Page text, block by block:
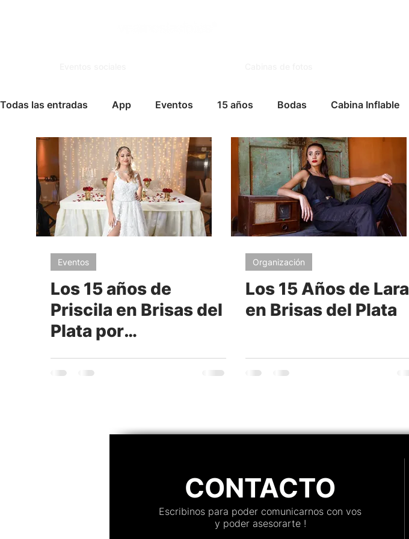
Todas las entradas App Eventos 15 años Bodas Cabina Inflable
Espejo Mágico Organización Salones de Eventos Mujer
Famosos Books FotoSouvenir Servicios Celebraciones
Moda y tendencia Maquillaje Ambientaciones Turismo
Eventos
Los 15 años de
Priscila en Brisas del
Plata por
Organización
Los 15 Años de Lara
en Brisas del Plata
CONTACTO
Escribinos para poder comunicarnos con vos
y poder asesorarte !